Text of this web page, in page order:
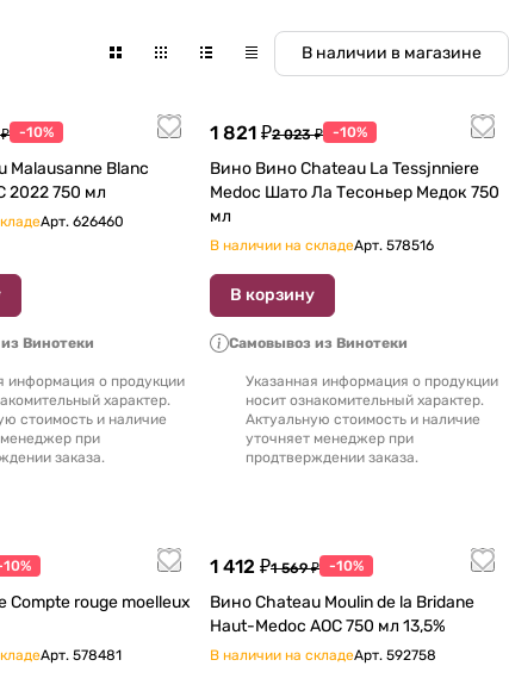
В наличии в магазине
-10%
Malausanne Blanc
Bordeaux AOC 2022 750 мл
Арт. 626460
Винотеки
информация о продукции
характер.
стоимость и наличие
при
заказа.
1 821 ₽2 023 ₽ -10%
Вино Вино Chateau La Tessjnniere
Medoc Шато Ла Тесоньер Медок 750
мл
В наличии на складеАрт. 578516
В корзину
Самовывоз из Винотеки
Указанная информация о продукции
носит ознакомительный характер.
Актуальную стоимость и наличие
уточняет менеджер при
продтверждении заказа.
Compte rouge moelleux
Арт. 578481
1 412 ₽1 569 ₽ -10%
Вино Chateau Moulin de la Bridane
Haut-Medoc AOC 750 мл 13,5%
В наличии на складеАрт. 592758